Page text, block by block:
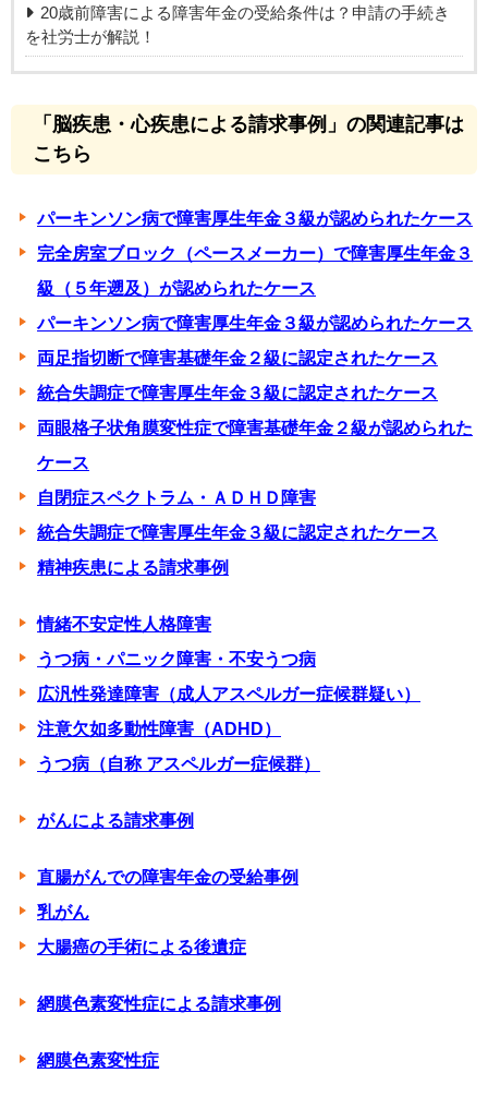
20歳前障害による障害年金の受給条件は？申請の手続き
を社労士が解説！
「脳疾患・心疾患による請求事例」の関連記事は
こちら
パーキンソン病で障害厚生年金３級が認められたケース
完全房室ブロック（ペースメーカー）で障害厚生年金３
級（５年遡及）が認められたケース
パーキンソン病で障害厚生年金３級が認められたケース
両足指切断で障害基礎年金２級に認定されたケース
統合失調症で障害厚生年金３級に認定されたケース
両眼格子状角膜変性症で障害基礎年金２級が認められた
ケース
自閉症スペクトラム・ＡＤＨＤ障害
統合失調症で障害厚生年金３級に認定されたケース
精神疾患による請求事例
情緒不安定性人格障害
うつ病・パニック障害・不安うつ病
広汎性発達障害（成人アスペルガー症候群疑い）
注意欠如多動性障害（ADHD）
うつ病（自称 アスペルガー症候群）
がんによる請求事例
直腸がんでの障害年金の受給事例
乳がん
大腸癌の手術による後遺症
網膜色素変性症による請求事例
網膜色素変性症